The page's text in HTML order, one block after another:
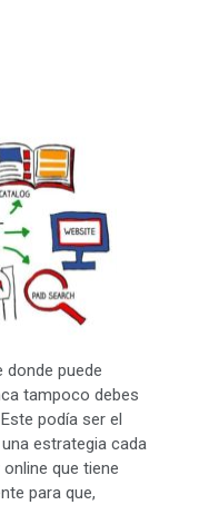
donde puede
tampoco debes
podía ser el
estrategia cada
que tiene
para que,